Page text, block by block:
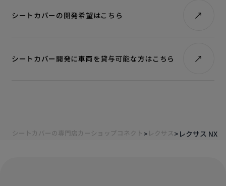
シートカバーの開発希望はこちら
シートカバー開発に車両を貸与可能な方はこちら
シートカバーの専門店カーショップコネクト レクサス レクサス NX